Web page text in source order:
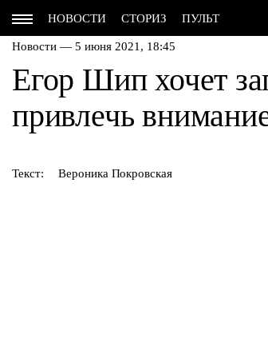
НОВОСТИ СТОРИЗ ПУЛЬТ
Новости — 5 июня 2021, 18:45
Егор Шип хочет
привлечь
Текст: Вероника Покровская